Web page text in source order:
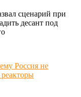
сценарий при
десант под